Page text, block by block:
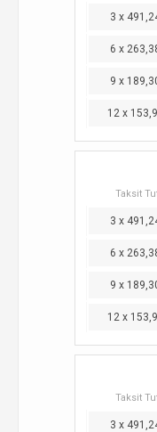
3 x
6 x
9 x
12 x
Taksit
3 x
6 x
9 x
12 x
Taksit
3 x